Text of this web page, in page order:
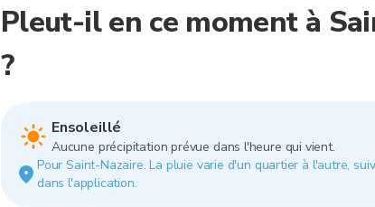
Pleut-il en ce moment à
?
Ensoleillé
Aucune précipitation prévue dans l'heure qui vient.
Pour Saint-Nazaire. La pluie varie d'un quartier à l'autre,
dans l'application.